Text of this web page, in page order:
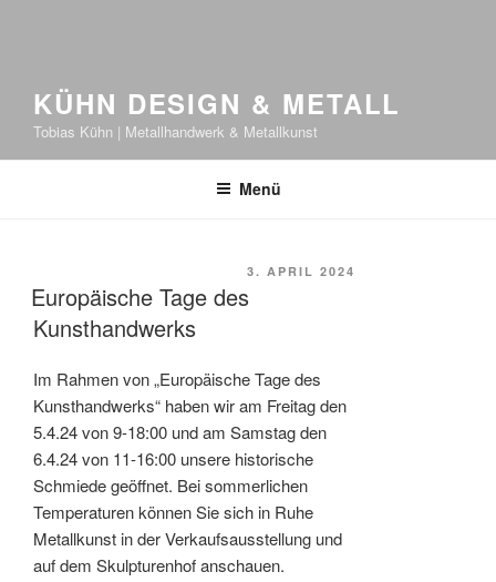
KÜHN DESIGN & METALL
Tobias Kühn | Metallhandwerk & Metallkunst
Menü
AM
3. APRIL 2024
Europäische Tage des
Kunsthandwerks
Im Rahmen von „Europäische Tage des
Kunsthandwerks“ haben wir am Freitag den
5.4.24 von 9-18:00 und am Samstag den
6.4.24 von 11-16:00 unsere historische
Schmiede geöffnet. Bei sommerlichen
Temperaturen können Sie sich in Ruhe
Metallkunst in der Verkaufsausstellung und
auf dem Skulpturenhof anschauen.